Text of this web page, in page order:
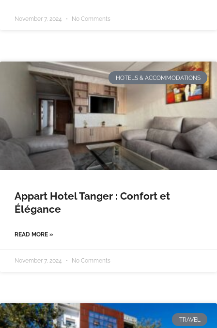
November 7, 2024 No Comments
HOTELS & ACCOMMODATIONS
Appart Hotel Tanger : Confort et
Élégance
READ MORE »
November 7, 2024 No Comments
TRAVEL